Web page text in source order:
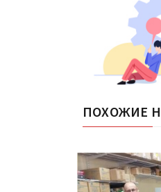
ПОХОЖИЕ